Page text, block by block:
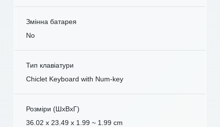
Змінна батарея
No
Тип клавіатури
Chiclet Keyboard with Num-key
Розміри (ШxВxГ)
36.02 x 23.49 x 1.99 ~ 1.99 cm